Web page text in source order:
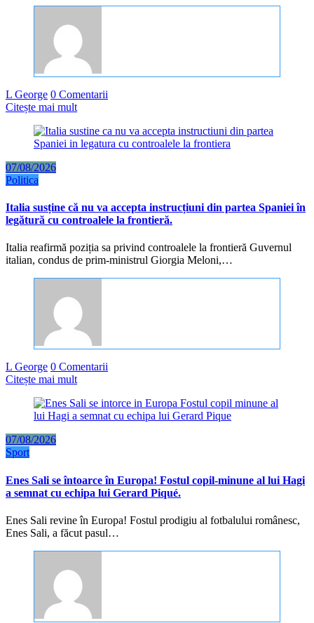
L George 0 Comentarii
Citește mai mult
07/08/2026
Politica
Italia susține că nu va accepta instrucțiuni din partea Spaniei în
legătură cu controalele la frontieră.
Italia reafirmă poziția sa privind controalele la frontieră Guvernul
italian, condus de prim-ministrul Giorgia Meloni,…
L George 0 Comentarii
Citește mai mult
07/08/2026
Sport
Enes Sali se întoarce în Europa! Fostul copil-minune al lui Hagi
a semnat cu echipa lui Gerard Piqué.
Enes Sali revine în Europa! Fostul prodigiu al fotbalului românesc,
Enes Sali, a făcut pasul…